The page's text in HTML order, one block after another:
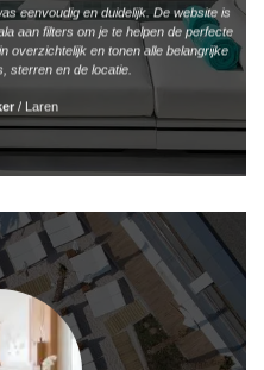
eenvoudig en duidelijk. De website is
aan filters om je te helpen de perfecte
overzichtelijk en tonen alle belangrijke
sterren en de locatie.
/ Laren